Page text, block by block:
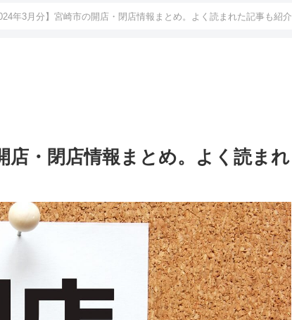
年3月分】宮崎市の開店・閉店情報まとめ。よく読まれた記事も紹介
店・閉店情報まとめ。よく読まれ